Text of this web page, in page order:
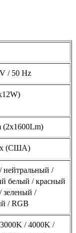
/ 50 Hz
(2x1600Lm)
(США)
нейтральный /
белый / красный
зеленый /
/ RGB
/ 4000K /